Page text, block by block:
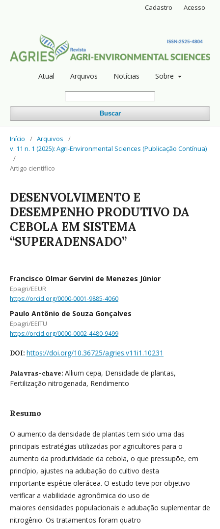
Atual Arquivos Notícias Sobre
Buscar
Cadastro Acesso
Início / Arquivos
/
v. 11 n. 1 (2025): Agri-Environmental Sciences (Publicação Contínua)
/
Artigo científico
DESENVOLVIMENTO E
DESEMPENHO PRODUTIVO DA
CEBOLA EM SISTEMA
“SUPERADENSADO”
Francisco Olmar Gervini de Menezes Júnior
Epagri/EEUR
https://orcid.org/0000-0001-9885-4060
Paulo Antônio de Souza Gonçalves
Epagri/EEITU
https://orcid.org/0000-0002-4480-9499
DOI: https://doi.org/10.36725/agries.v11i1.10231
Palavras-chave: Allium cepa, Densidade de plantas,
Fertilização nitrogenada, Rendimento
Resumo
O aumento da densidade de plantas tem sido uma das
principais estratégias utilizadas por agricultores para o
aumento da produtividade da cebola, o que pressupõe, em
princípio, ajustes na adubação do cultivo desta
importante espécie olerácea. O estudo teve por objetivo
verificar a viabilidade agronômica do uso de
maiores densidades populacionais e adubação suplementar de
nitrogênio. Os tratamentos foram quatro